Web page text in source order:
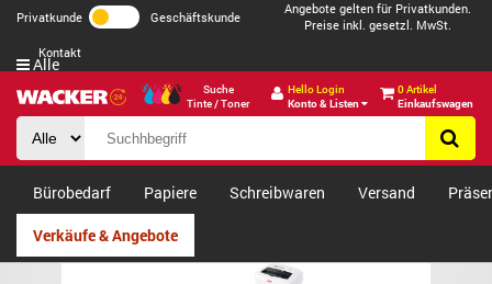
Privatkunde Geschäftskunde
Angebote gelten für Privatkunden.
Preise inkl. gesetzl. MwSt.
Kontakt
Suche
Tinte / Toner
Hello Login
Konto & Listen
0 Artikel
Einkaufswagen
Alle
Bürobedarf Papiere Schreibwaren Versand
Verkäufe & Angebote